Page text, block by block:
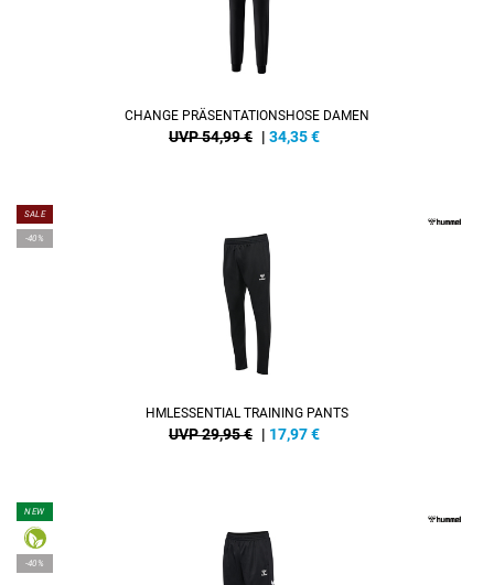
CHANGE PRÄSENTATIONSHOSE DAMEN
UVP 54,99 € | 34,35€
SALE
-40%
HMLESSENTIAL TRAINING PANTS
UVP 29,95 € | 17,97€
NEW
-40%